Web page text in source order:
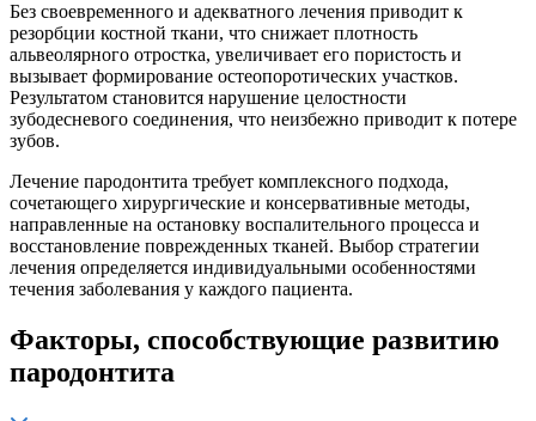
Без своевременного и адекватного лечения приводит к
резорбции костной ткани, что снижает плотность
альвеолярного отростка, увеличивает его пористость и
вызывает формирование остеопоротических участков.
Результатом становится нарушение целостности
зубодесневого соединения, что неизбежно приводит к потере
зубов.
Лечение пародонтита требует комплексного подхода,
сочетающего хирургические и консервативные методы,
направленные на остановку воспалительного процесса и
восстановление поврежденных тканей. Выбор стратегии
лечения определяется индивидуальными особенностями
течения заболевания у каждого пациента.
Факторы, способствующие развитию
пародонтита